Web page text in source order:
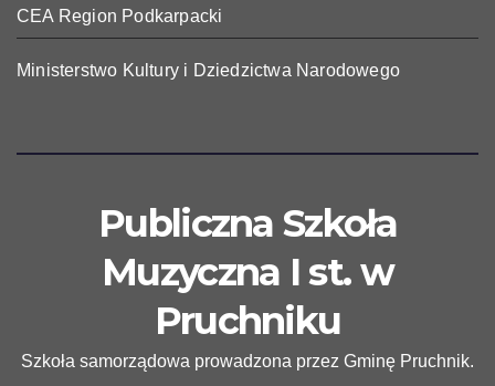
CEA Region Podkarpacki
Ministerstwo Kultury i Dziedzictwa Narodowego
Publiczna Szkoła
Muzyczna I st. w
Pruchniku
Szkoła samorządowa prowadzona przez Gminę Pruchnik.